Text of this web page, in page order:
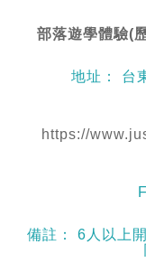
部落遊學體驗(
地址： 台
https://
備註： 6人以上